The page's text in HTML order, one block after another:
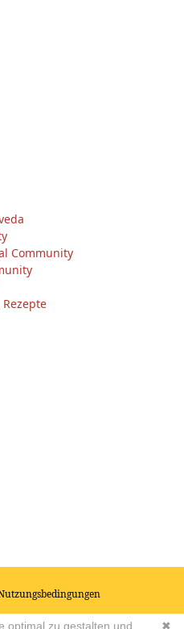
Community
|AGB's| Yoga Vidya Community -
✖
optimal zu gestalten und